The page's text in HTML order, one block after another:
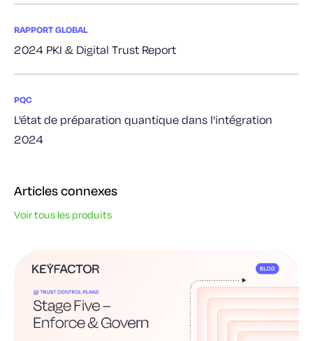
RAPPORT GLOBAL
2024 PKI & Digital Trust Report
PQC
L'état de préparation quantique dans l'intégration
2024
Articles connexes
Voir tous les produits